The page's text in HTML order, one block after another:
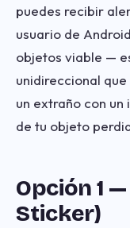
puedes recibir
usuario de
objetos viable —
unidireccional
un extraño con
de tu objeto
Opción 1
Sticker)